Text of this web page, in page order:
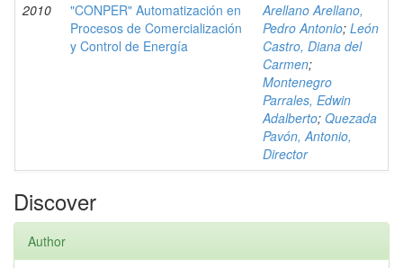
2010
"CONPER" Automatización en
Procesos de Comercialización
y Control de Energía
Arellano Arellano,
Pedro Antonio; León
Castro, Diana del
Carmen;
Montenegro
Parrales, Edwin
Adalberto; Quezada
Pavón, Antonio,
Director
Discover
Author